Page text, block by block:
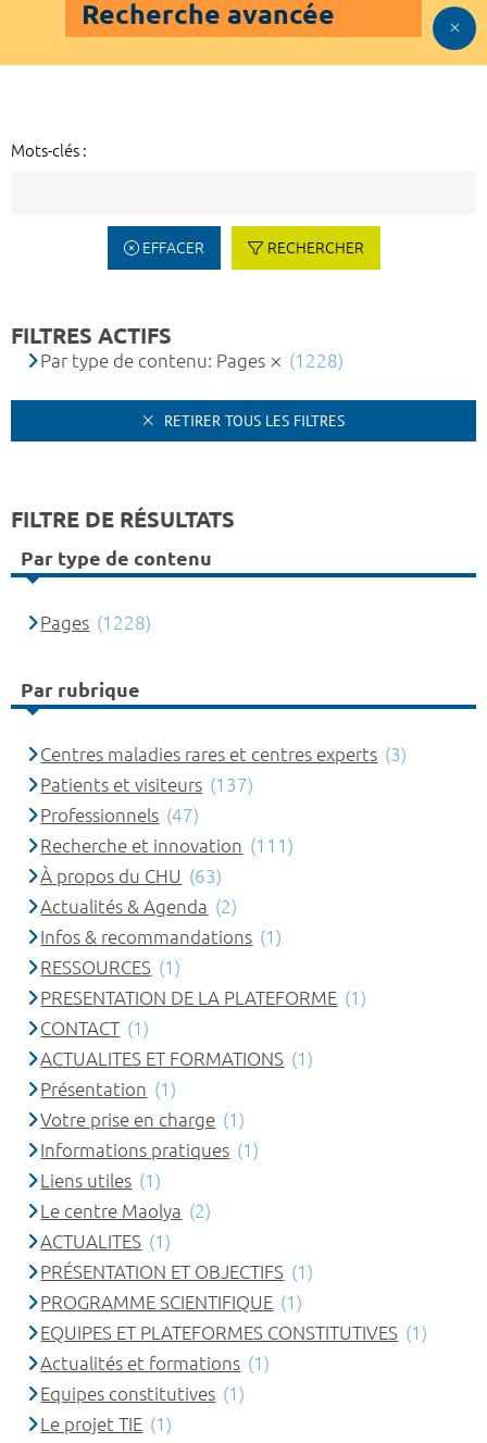
Recherche avancée
Mots-clés :
EFFACER RECHERCHER
FILTRES ACTIFS
Par type de contenu: Pages (1228)
RETIRER TOUS LES FILTRES
FILTRE DE RÉSULTATS
Par type de contenu
Pages (1228)
Par rubrique
Centres maladies rares et centres experts (3)
Patients et visiteurs (137)
Professionnels (47)
Recherche et innovation (111)
À propos du CHU (63)
Actualités & Agenda (2)
Infos & recommandations (1)
RESSOURCES (1)
PRESENTATION DE LA PLATEFORME (1)
CONTACT (1)
ACTUALITES ET FORMATIONS (1)
Présentation (1)
Votre prise en charge (1)
Informations pratiques (1)
Liens utiles (1)
Le centre Maolya (2)
ACTUALITES (1)
PRÉSENTATION ET OBJECTIFS (1)
PROGRAMME SCIENTIFIQUE (1)
EQUIPES ET PLATEFORMES CONSTITUTIVES (1)
Actualités et formations (1)
Equipes constitutives (1)
Le projet TIE (1)